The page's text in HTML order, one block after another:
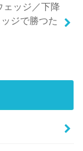
ェッジ／下降
ジで勝つた